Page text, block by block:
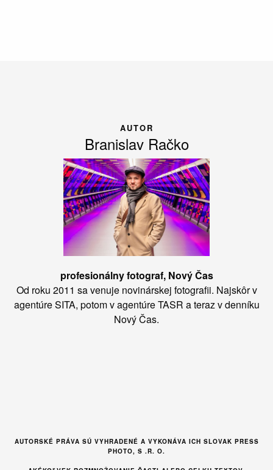
AUTOR
Branislav Račko
profesionálny fotograf, Nový Čas
Od roku 2011 sa venuje novinárskej fotografii. Najskôr v
agentúre SITA, potom v agentúre TASR a teraz v denníku
Nový Čas.
AUTORSKÉ PRÁVA SÚ VYHRADENÉ A VYKONÁVA ICH SLOVAK PRESS
PHOTO, S .R. O.